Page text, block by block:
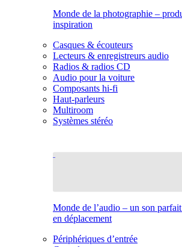
Monde de la photographie –
inspiration
Casques & écouteurs
Lecteurs & enregistreurs audio
Radios & radios CD
Audio pour la voiture
Composants hi-fi
Haut-parleurs
Multiroom
Systèmes stéréo
Monde de l’audio – un son
en déplacement
Périphériques d’entrée